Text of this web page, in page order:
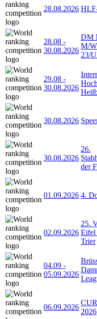
28.08.2026
28.08 -
30.08.2026
DM
M/
23/
29.08 -
30.08.2026
30.08.2026
30.08.2026
26.
der
01.09.2026 4.
02.09.2026
25.
Eifel
Trier
04.09 -
05.09.2026
06.09.2026
2026